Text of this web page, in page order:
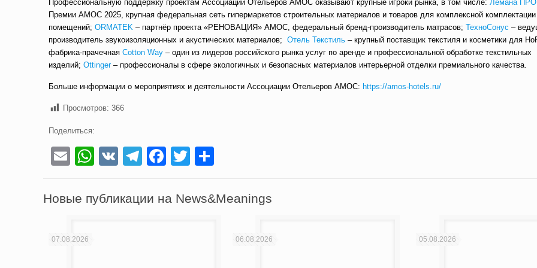
Профессиональную поддержку проектам Ассоциации Отельеров АМОС оказывают крупные игроки рынка, в том числе: Лемана ПРО
Премии АМОС 2025, крупная федеральная сеть гипермаркетов строительных материалов и товаров для комплексной комплектации
помещений; ORMATEK – партнёр проекта «РЕНОВАЦИЯ» АМОС, федеральный бренд-производитель матрасов;ТехноСонус –
производитель звукоизоляционных и акустических материалов;Отель Текстиль – крупный поставщик текстиля и косметики для
фабрика-прачечная Cotton Way – один из лидеров российского рынка услуг по аренде и профессиональной обработке текстильных
изделий;Ottinger– профессионалы в сфере экологичных и безопасных материалов интерьерной отделки премиального качества.
Больше информации о мероприятиях и деятельности Ассоциации Отельеров АМОС: https://amos-hotels.ru/
Просмотров: 366
Поделиться:
EmailWhatsApp
VK Telegram
Facebook
Twitter
Новые публикации на News&Meanings
07.08.2026 06.08.2026 05.08.2026